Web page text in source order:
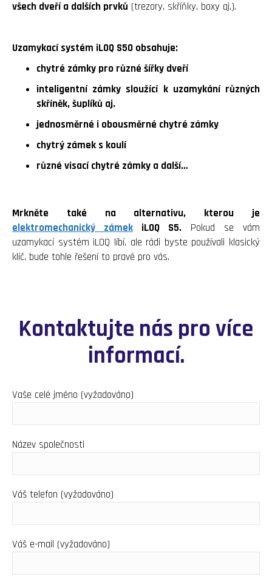
všech dveří a dalších prvků (trezory, skříňky, boxy aj.).
Uzamykací systém iLOQ S50 obsahuje:
chytré zámky pro různé šířky dveří
inteligentní zámky sloužící k uzamykání různých
skříněk, šuplíků aj.
jednosměrné i obousměrné chytré zámky
chytrý zámek s koulí
různé visací chytré zámky a další…
Mrkněte také na alternativu, kterou je
elektromechanický zámek iLOQ S5. Pokud se vám
uzamykací systém iLOQ líbí, ale rádi byste používali klasický
klíč, bude tohle řešení to pravé pro vás.
Kontaktujte nás pro více
informací.
Vaše celé jméno (vyžadováno)
Název společnosti
Váš telefon (vyžadováno)
Váš e-mail (vyžadováno)